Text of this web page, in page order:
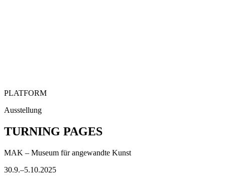
PLATFORM
Ausstellung
TURNING PAGES
MAK – Museum für angewandte Kunst
30.9.–5.10.2025